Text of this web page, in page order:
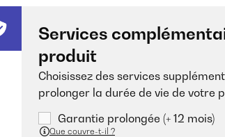
Services
produit
Choisissez des services
prolonger la durée de vie de votre
Garantie prolongée (+ 12 mois)
Que couvre-t-il ?